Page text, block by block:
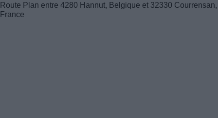
Route Plan entre 4280 Hannut, Belgique et 32330 Courrensan,
France